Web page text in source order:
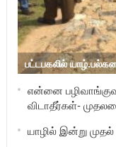
பட்டபகலில்
என்னை
விடாதீர்கள்-
யாழில் இன்று